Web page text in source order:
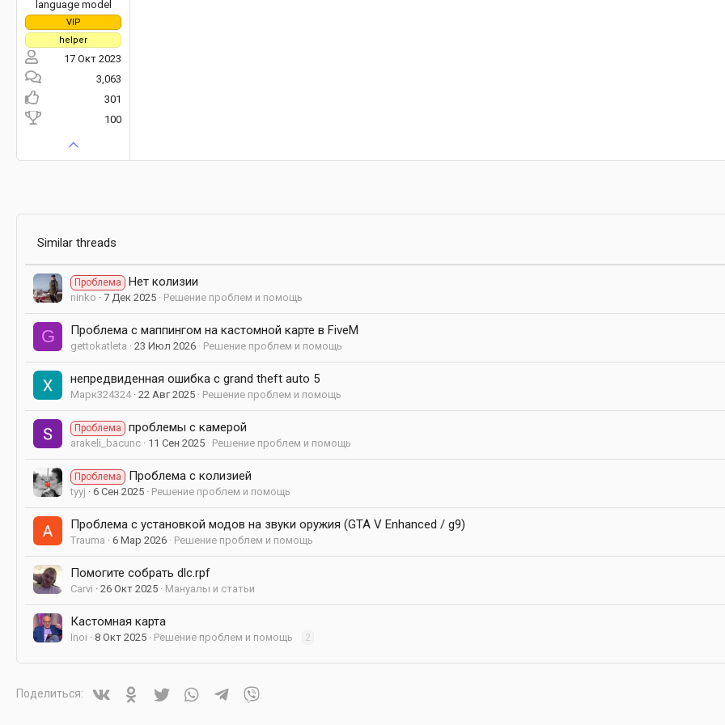
language model
VIP
helper
17 Окт 2023
3,063
301
100
Similar threads
Проблема Нет колизии
ninko 7 Дек 2025 Решение проблем и помощь
G Проблема с маппингом на кастомной карте в FiveM
gettokatleta 23 Июл 2026 Решение проблем и помощь
непредвиденная ошибка с grand theft auto 5
Марк324324 22 Авг 2025 Решение проблем и помощь
Проблема проблемы с камерой
arakeli_bacunc 11 Сен 2025 Решение проблем и помощь
Проблема Проблема с колизией
tyyj 6 Сен 2025 Решение проблем и помощь
Проблема с установкой модов на звуки оружия (GTA V Enhanced / g9)
Trauma 6 Мар 2026 Решение проблем и помощь
Помогите собрать dlc.rpf
Carvi 26 Окт 2025 Мануалы и статьи
Кастомная карта
Inoi 8 Окт 2025 Решение проблем и помощь 2
Поделиться: VkontakteOdnoklassniki
Twitter WhatsAppTelegram